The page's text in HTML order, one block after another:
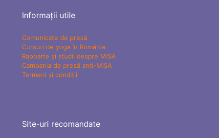
Informații utile
Comunicate de presă
Cursuri de yoga în România
Rapoarte și studii despre MISA
Campania de presă anti-MISA
Termeni și condiții
Site-uri recomandate